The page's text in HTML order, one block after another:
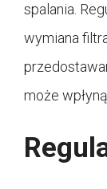
spalania.
wymiana
może